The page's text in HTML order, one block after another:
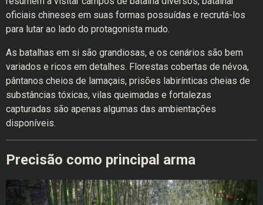
oficiais chineses em suas formas possuídas e recrutá-los
para lutar ao lado do protagonista mudo.
As batalhas em si são grandiosas, e os cenários são bem
variados e ricos em detalhes. Florestas cobertas de névoa,
pântanos cheios de lamaçais, prisões labirínticas cheias de
substâncias tóxicas, vilas queimadas e fortalezas
capturadas são apenas algumas das ambientações
disponíveis.
Precisão como principal arma